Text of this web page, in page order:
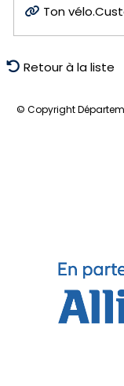
Ton
Retour à la liste
© Copyright